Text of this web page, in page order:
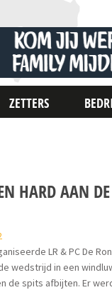
ZETTERS
HARD AAN
LR & PC De
wedstrijd in een
de spits afbijten. Er